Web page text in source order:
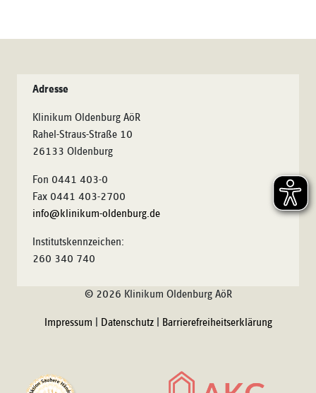
Adresse
Klinikum Oldenburg AöR
Rahel-Straus-Straße 10
26133 Oldenburg
Fon 0441 403-0
Fax 0441 403-2700
info@klinikum-oldenburg.de
Institutskennzeichen:
260 340 740
© 2026 Klinikum Oldenburg AöR
Impressum Datenschutz| Barrierefreiheitserklärung